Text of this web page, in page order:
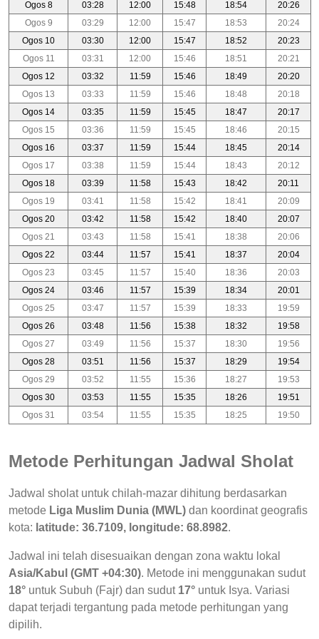
Ogos 8 03:28 12:00 15:48 18:54
20:26
Ogos 9
03:29 12:00 15:47 18:53
20:24
Ogos 10
03:30 12:00 15:47 18:52
20:23
Ogos 11
03:31 12:00 15:46 18:51
20:21
Ogos 12
03:32 11:59 15:46 18:49
20:20
Ogos 13
03:33 11:59 15:46 18:48
20:18
Ogos 14
03:35 11:59 15:45 18:47
20:17
Ogos 15
03:36 11:59 15:45 18:46
20:15
Ogos 16
03:37 11:59 15:44 18:45
20:14
Ogos 17
03:38 11:59 15:44 18:43
20:12
Ogos 18
03:39 11:58 15:43 18:42
20:11
Ogos 19
03:41 11:58 15:42 18:41
20:09
Ogos 20
03:42 11:58 15:42 18:40
20:07
Ogos 21
03:43 11:58 15:41 18:38
20:06
Ogos 22
03:44 11:57 15:41 18:37
20:04
Ogos 23
03:45 11:57 15:40 18:36
20:03
Ogos 24
03:46 11:57 15:39 18:34
20:01
Ogos 25
03:47 11:57 15:39 18:33
19:59
Ogos 26
03:48 11:56 15:38 18:32
19:58
Ogos 27
03:49 11:56 15:37 18:30
19:56
Ogos 28
03:51 11:56 15:37 18:29
19:54
Ogos 29
03:52 11:55 15:36 18:27
19:53
Ogos 30
03:53 11:55 15:35 18:26
19:51
Ogos 31
03:54 11:55 15:35 18:25 19:50
Metode Perhitungan Jadwal Sholat
Jadwal sholat untuk chilah-mazar dihitung berdasarkan
metode Liga Muslim Dunia (MWL) dan koordinat geografis
kota: latitude: 36.7109, longitude: 68.8982.
Jadwal ini telah disesuaikan dengan zona waktu lokal
Asia/Kabul (GMT +04:30). Metode ini menggunakan sudut
18° untuk Subuh (Fajr) dan sudut 17° untuk Isya. Variasi
dapat terjadi tergantung pada metode perhitungan yang
dipilih.